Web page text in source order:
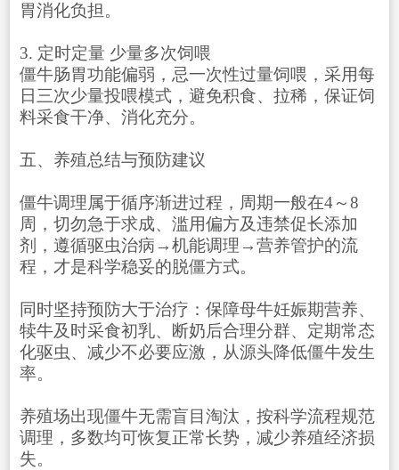
胃消化负担。
3. 定时定量 少量多次饲喂
僵牛肠胃功能偏弱，忌一次性过量饲喂，采用每
日三次少量投喂模式，避免积食、拉稀，保证饲
料采食干净、消化充分。
五、养殖总结与预防建议
僵牛调理属于循序渐进过程，周期一般在4～8
周，切勿急于求成、滥用偏方及违禁促长添加
剂，遵循驱虫治病→机能调理→营养管护的流
程，才是科学稳妥的脱僵方式。
同时坚持预防大于治疗：保障母牛妊娠期营养、
犊牛及时采食初乳、断奶后合理分群、定期常态
化驱虫、减少不必要应激，从源头降低僵牛发生
率。
养殖场出现僵牛无需盲目淘汰，按科学流程规范
调理，多数均可恢复正常长势，减少养殖经济损
失。